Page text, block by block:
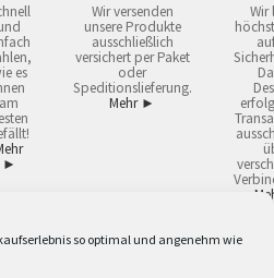
so optimal und angenehm wie
es
am
►
Wir versenden
unsere Produkte
ausschließlich
versichert per Paket
oder
Speditionslieferung.
Mehr ►
Wir